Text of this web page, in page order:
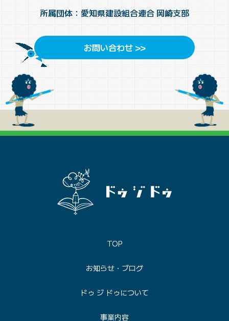
所属団体：愛知県建設組合連合 岡崎支部
お問い合わせ >>
TOP
お知らせ・ブログ
ドゥ ジ ドゥについて
事業内容